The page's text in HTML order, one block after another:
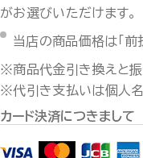
がお選びいただけます。
当店の商品価格は「前
※商品代金引き換えと振
※代引き支払いは個人名
カード決済につきまして